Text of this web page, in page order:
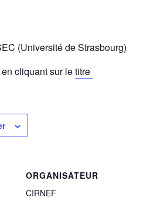
(Université de Strasbourg)
cliquant sur letitre
ORGANISATEUR
CIRNEF